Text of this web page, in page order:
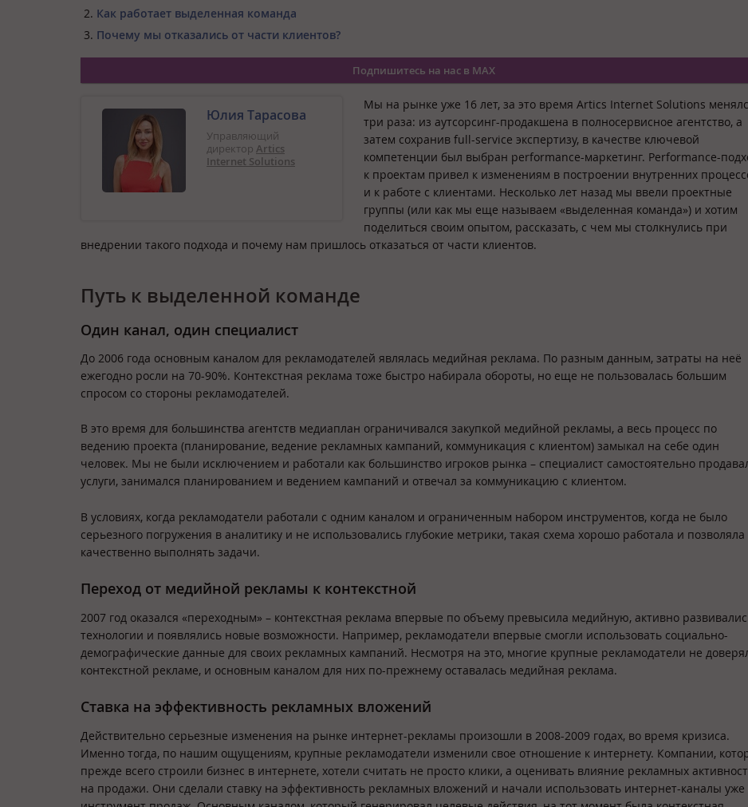
Как работает выделенная команда
Почему мы отказались от части клиентов?
Подпишитесь на нас в MAX
Юлия Тарасова
Управляющий
директор Artics
Internet Solutions
Мы на рынке уже 16 лет, за это время Artics Internet Solutions
три раза: из аутсорсинг-продакшена в полносервисное агентство, а
затем сохранив full-service экспертизу, в качестве ключевой
компетенции был выбран performance-маркетинг. Performance-
к проектам привел к изменениям в построении внутренних
и к работе с клиентами. Несколько лет назад мы ввели проектные
группы (или как мы еще называем «выделенная команда») и хотим
поделиться своим опытом, рассказать, с чем мы столкнулись при
внедрении такого подхода и почему нам пришлось отказаться от части клиентов.
Путь к выделенной команде
Один канал, один специалист
До 2006 года основным каналом для рекламодателей являлась медийная реклама. По разным данным, затраты на неё
ежегодно росли на 70-90%. Контекстная реклама тоже быстро набирала обороты, но еще не пользовалась большим
спросом со стороны рекламодателей.
В это время для большинства агентств медиаплан ограничивался закупкой медийной рекламы, а весь процесс по
ведению проекта (планирование, ведение рекламных кампаний, коммуникация с клиентом) замыкал на себе один
человек. Мы не были исключением и работали как большинство игроков рынка – специалист самостоятельно
услуги, занимался планированием и ведением кампаний и отвечал за коммуникацию с клиентом.
В условиях, когда рекламодатели работали с одним каналом и ограниченным набором инструментов, когда не было
серьезного погружения в аналитику и не использовались глубокие метрики, такая схема хорошо работала и позволяла
качественно выполнять задачи.
Переход от медийной рекламы к контекстной
2007 год оказался «переходным» – контекстная реклама впервые по объему превысила медийную, активно
технологии и появлялись новые возможности. Например, рекламодатели впервые смогли использовать социально-
демографические данные для своих рекламных кампаний. Несмотря на это, многие крупные рекламодатели не
контекстной рекламе, и основным каналом для них по-прежнему оставалась медийная реклама.
Ставка на эффективность рекламных вложений
Действительно серьезные изменения на рынке интернет-рекламы произошли в 2008-2009 годах, во время кризиса.
Именно тогда, по нашим ощущениям, крупные рекламодатели изменили свое отношение к интернету. Компании,
прежде всего строили бизнес в интернете, хотели считать не просто клики, а оценивать влияние рекламных
на продажи. Они сделали ставку на эффективность рекламных вложений и начали использовать интернет-каналы уже